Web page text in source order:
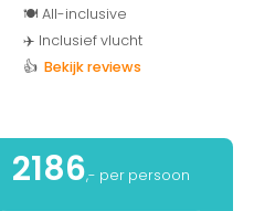
🍽️ All-inclusive
✈️ Inclusief vlucht
👍 Bekijk reviews
2186,- per persoon